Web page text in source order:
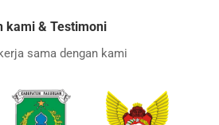
kami & Testimoni
sama dengan kami